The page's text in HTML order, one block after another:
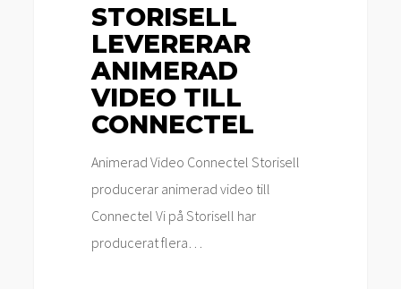
STORISELL
LEVERERAR
ANIMERAD
VIDEO TILL
CONNECTEL
Animerad Video Connectel Storisell
producerar animerad video till
Connectel Vi på Storisell har
producerat flera…